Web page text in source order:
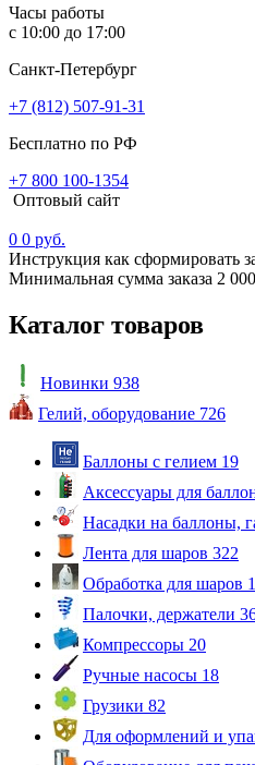
Часы работы
с 10:00 до 17:00
Санкт-Петербург
+7 (812) 507-91-31
Бесплатно по РФ
+7 800 100-1354
Оптовый сайт
0 0 руб.
Инструкция как сформировать
Минимальная сумма заказа 2
Каталог товаров
Новинки 938
Гелий, оборудование 726
Баллоны с гелием 19
Аксессуары для
Насадки на баллоны,
Лента для шаров 322
Обработка для шаров
Палочки, держатели
Компрессоры 20
Ручные насосы 18
Грузики 82
Для оформлений и